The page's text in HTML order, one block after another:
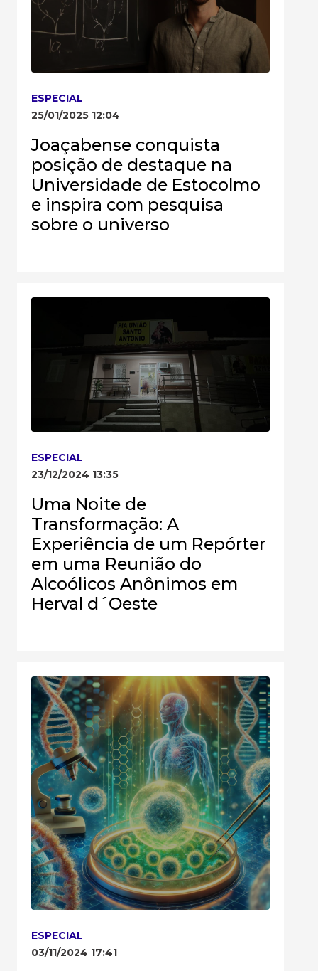
ESPECIAL
25/01/2025 12:04
Joaçabense conquista
posição de destaque na
Universidade de Estocolmo
e inspira com pesquisa
sobre o universo
ESPECIAL
23/12/2024 13:35
Uma Noite de
Transformação: A
Experiência de um Repórter
em uma Reunião do
Alcoólicos Anônimos em
Herval d´Oeste
ESPECIAL
03/11/2024 17:41